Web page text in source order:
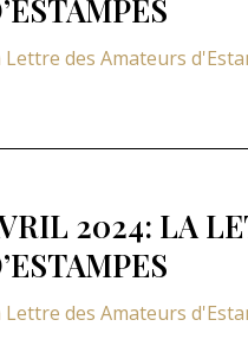
Lettre des Amateurs
2024: LA
Lettre des Amateurs